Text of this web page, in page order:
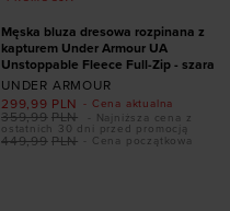
Męska bluza dresowa rozpinana z
kapturem Under Armour UA
Unstoppable Fleece Full-Zip - szara
UNDER ARMOUR
- Cena aktualna
299,99 PLN
- Cena początkowa
449,99 PLN
359,99 PLN
- Najniższa cena z
ostatnich 30 dni przed promocją